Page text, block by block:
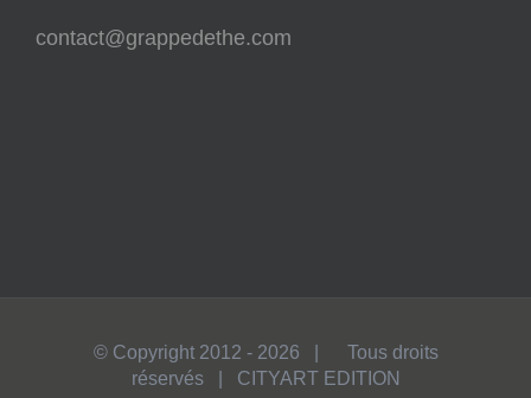
contact@grappedethe.com
© Copyright 2012 - 2026 | Tous droits
réservés | CITYART EDITION